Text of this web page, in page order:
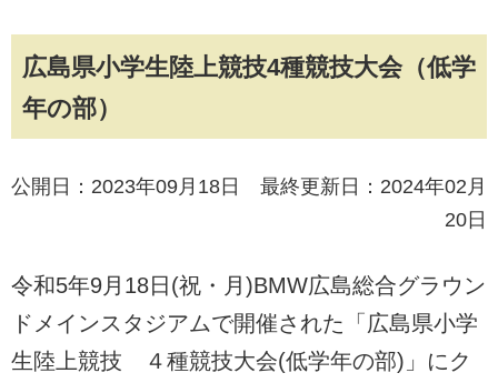
広島県小学生陸上競技4種競技大会（低学
年の部）
公開日：2023年09月18日 最終更新日：2024年02月
20日
令和5年9月18日(祝・月)BMW広島総合グラウン
ドメインスタジアムで開催された「広島県小学
生陸上競技 ４種競技大会(低学年の部)」にク